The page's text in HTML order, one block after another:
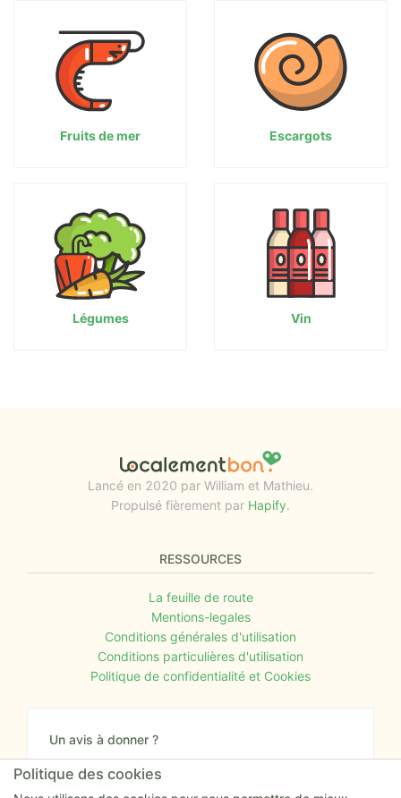
Fruits de mer Escargots
Légumes Vin
Lancé en 2020 par William et Mathieu.
Propulsé fièrement par Hapify.
RESSOURCES
La feuille de route
Mentions-legales
Conditions générales d'utilisation
Conditions particulières d'utilisation
Politique de confidentialité et Cookies
Un avis à donner ?
Donnez nous votre avis sur le site ou proposez
nous tout simplement vos nouvelles idées.
Politique des cookies